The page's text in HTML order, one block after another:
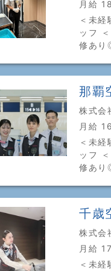
月給
＜未
ッフ
修あり
那覇
株式会
月給
＜未
ッフ
修あり
千歳
株式会
月給
＜未